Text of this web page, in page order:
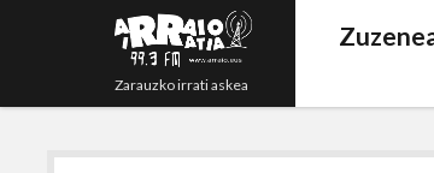
Zarauzko irrati askea